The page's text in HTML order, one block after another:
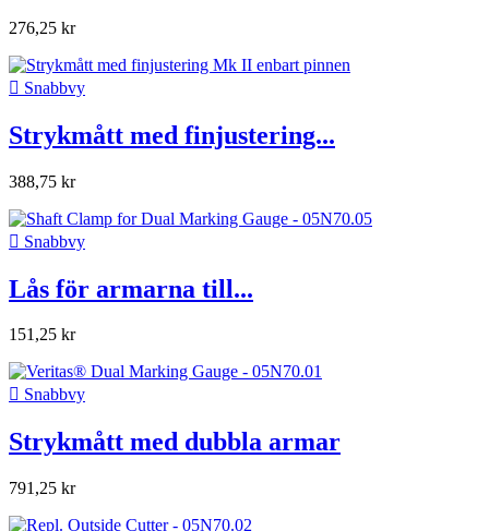
276,25 kr
 Snabbvy
Strykmått med finjustering...
388,75 kr
 Snabbvy
Lås för armarna till...
151,25 kr
 Snabbvy
Strykmått med dubbla armar
791,25 kr